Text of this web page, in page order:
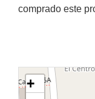
comprado este
+